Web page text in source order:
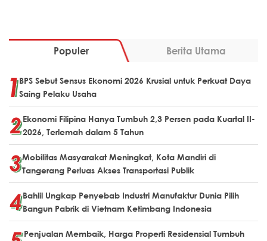
Populer Berita Utama
BPS Sebut Sensus Ekonomi 2026 Krusial untuk Perkuat Daya
Saing Pelaku Usaha
Ekonomi Filipina Hanya Tumbuh 2,3 Persen pada Kuartal II-
2026, Terlemah dalam 5 Tahun
Mobilitas Masyarakat Meningkat, Kota Mandiri di
Tangerang Perluas Akses Transportasi Publik
Bahlil Ungkap Penyebab Industri Manufaktur Dunia Pilih
Bangun Pabrik di Vietnam Ketimbang Indonesia
Penjualan Membaik, Harga Properti Residensial Tumbuh